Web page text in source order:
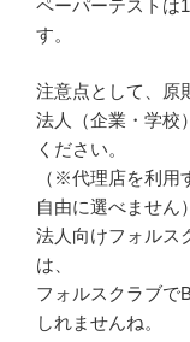
ペーパーテストは
す。
注意点として、原
法人（企業・学校
ください。
（※代理店を利用
自由に選べません）
法人向けフォルス
は、
フォルスクラブで
しれませんね。